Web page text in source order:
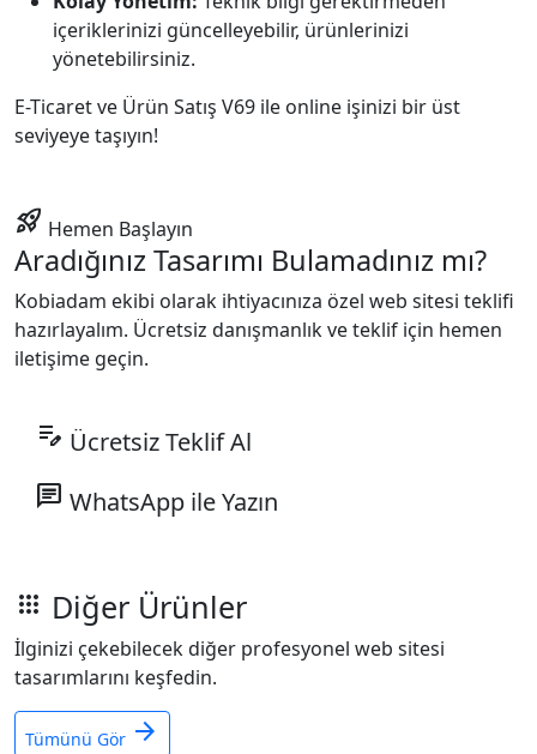
içeriklerinizi güncelleyebilir, ürünlerinizi
yönetebilirsiniz.
E-Ticaret ve Ürün Satış V69 ile online işinizi bir üst
seviyeye taşıyın!
rocket_launch Hemen Başlayın
Aradığınız Tasarımı Bulamadınız mı?
Kobiadam ekibi olarak ihtiyacınıza özel web sitesi teklifi
hazırlayalım. Ücretsiz danışmanlık ve teklif için hemen
iletişime geçin.
edit_note Ücretsiz Teklif Al
chat WhatsApp ile Yazın
apps Diğer Ürünler
İlginizi çekebilecek diğer profesyonel web sitesi
tasarımlarını keşfedin.
Tümünü Gör arrow_forward